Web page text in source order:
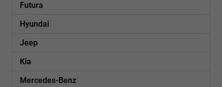
Futura
Hyundai
Jeep
Kia
Mercedes-Benz